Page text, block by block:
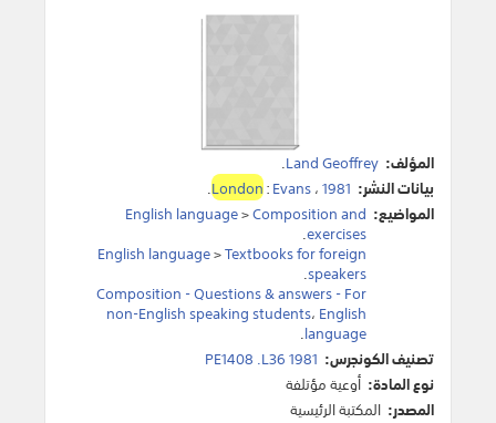
المؤلف: Land Geoffrey
.
بيانات النشر:
London:Evans،1981
.
المواضيع:
English language>Composition and
exercises
.
English language>Textbooks for foreign
speakers
.
Composition - Questions & answers - For
non-English speaking students، English
language
.
تصنيف الكونجرس: PE1408 .L36 1981
نوع المادة: أوعية مؤتلفة
المصدر: المكتبة الرئيسية